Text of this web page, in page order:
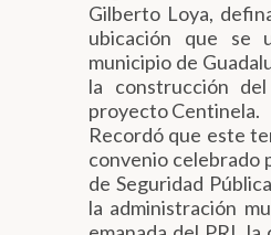
Gilberto Loya,
ubicación que se
municipio de
la construcción
proyecto Centinela.
Recordó que este
convenio celebrado
de Seguridad
la administración